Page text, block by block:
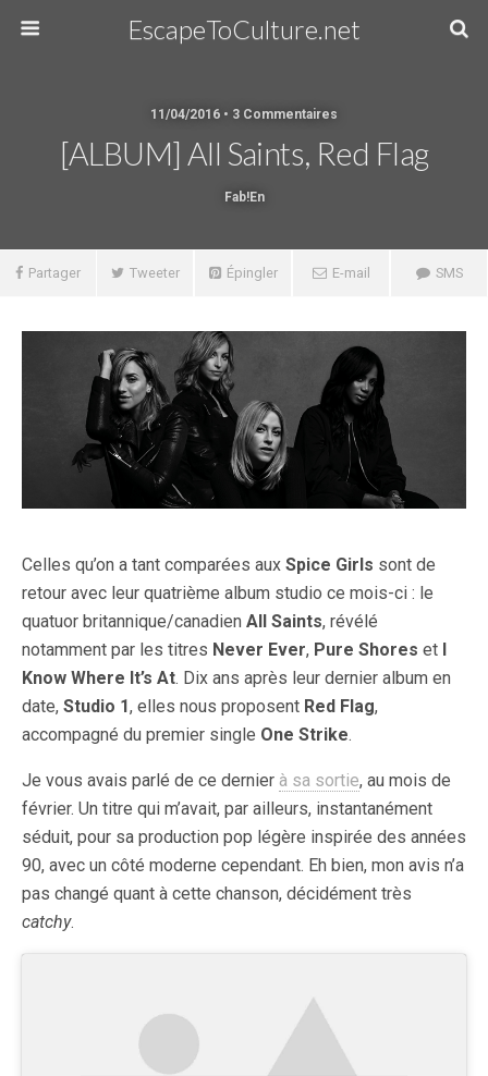
EscapeToCulture.net
11/04/2016 • 3 Commentaires
[ALBUM] All Saints, Red Flag
Fab!en
Partager Tweeter Épingler E-mail SMS
Celles qu’on a tant comparées aux Spice Girls sont de
retour avec leur quatrième album studio ce mois-ci : le
quatuor britannique/canadien All Saints, révélé
notamment par les titres Never Ever, Pure Shores et
Know Where It’s At. Dix ans après leur dernier album en
date, Studio 1, elles nous proposent Red Flag,
accompagné du premier single One Strike.
Je vous avais parlé de ce dernier à sa sortie, au mois de
février. Un titre qui m’avait, par ailleurs, instantanément
séduit, pour sa production pop légère inspirée des années
90, avec un côté moderne cependant. Eh bien, mon avis n’a
pas changé quant à cette chanson, décidément très
catchy.